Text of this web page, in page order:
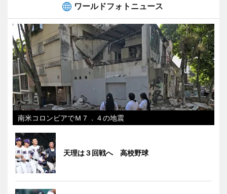
ワールドフォトニュース
南米コロンビアでＭ７．４の地震
天理は３回戦へ 高校野球